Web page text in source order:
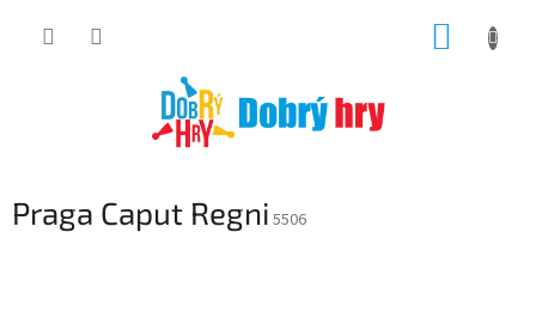
Praga Caput Regni 5506